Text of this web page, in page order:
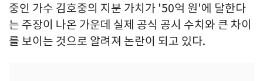
중인 가수 김호중의 지분 가치가 '50억 원'에 달한다
는 주장이 나온 가운데 실제 공식 공시 수치와 큰 차이
를 보이는 것으로 알려져 논란이 되고 있다.